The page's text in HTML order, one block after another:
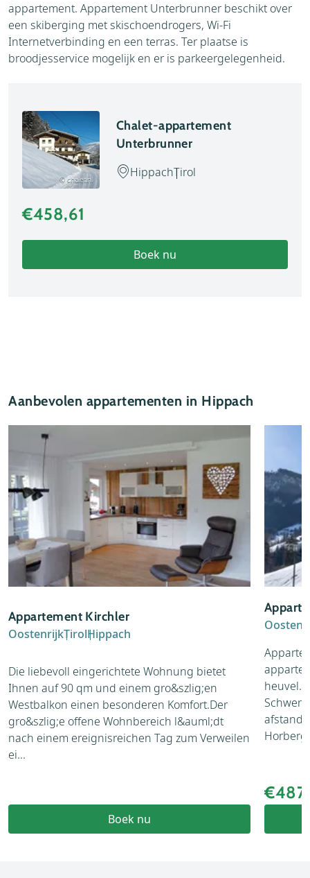
appartement. Appartement Unterbrunner beschikt over
een skiberging met skischoendrogers, Wi-Fi
Internetverbinding en een terras. Ter plaatse is
broodjesservice mogelijk en er is parkeergelegenheid.
© chalet.nl
Chalet-appartement
Unterbrunner
HippachTirol
€458,61
Boek nu
Aanbevolen appartementen in Hippach
Appartement Kirchler
OostenrijkTirolHippach
Die liebevoll eingerichtete Wohnung bietet
Ihnen auf 90 qm und einem gro&szlig;en
Westbalkon einen besonderen Komfort.Der
gro&szlig;e offene Wohnbereich l&auml;dt
nach einem ereignisreichen Tag zum Verweilen
ei...
Boek nu
heuvel.
afstand